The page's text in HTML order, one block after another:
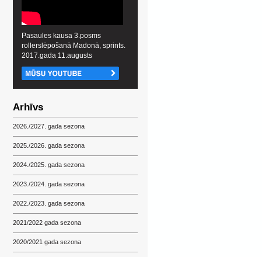
Pasaules kausa 3.posms
rollerslēpošanā Madonā, sprints.
2017.gada 11.augusts
Arhīvs
2026./2027. gada sezona
2025./2026. gada sezona
2024./2025. gada sezona
2023./2024. gada sezona
2022./2023. gada sezona
2021/2022 gada sezona
2020/2021 gada sezona